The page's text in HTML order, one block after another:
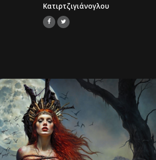
Κατιρτζιγιάνογλου